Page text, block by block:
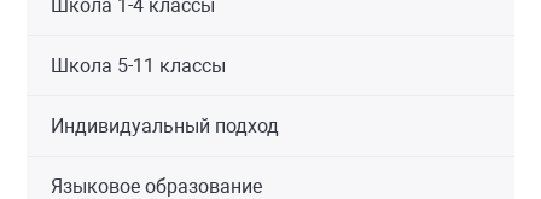
Школа 1-4 классы
Школа 5-11 классы
Индивидуальный подход
Языковое образование